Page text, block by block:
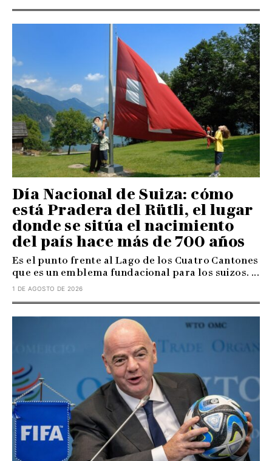
Día Nacional de Suiza: cómo
está Pradera del Rütli, el lugar
donde se sitúa el nacimiento
del país hace más de 700 años
Es el punto frente al Lago de los Cuatro Cantones
que es un emblema fundacional para los suizos. ...
1 DE AGOSTO DE 2026